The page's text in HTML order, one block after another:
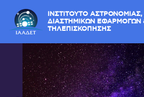
ΙΝΣΤΙΤΟΥΤΟ
ΔΙΑΣΤΗΜΙΚΩΝ
ΤΗΛΕΠΙΣΚΟΠΗΣΗΣ